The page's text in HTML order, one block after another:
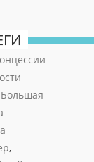
Большая
,